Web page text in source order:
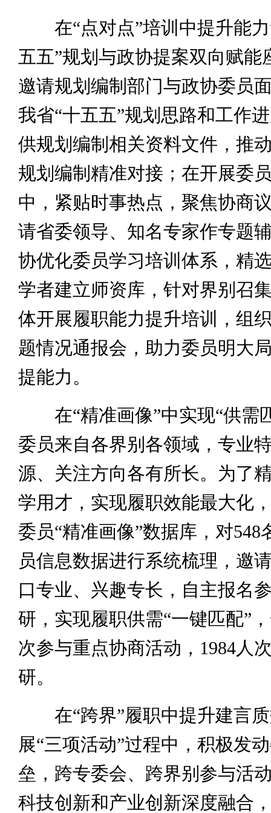
在“点对点”培训中提升能力
五五”规划与政协提案双向赋能
邀请规划编制部门与政协委员
我省“十五五”规划思路和工作
供规划编制相关资料文件，推
规划编制精准对接；在开展委
中，紧贴时事热点，聚焦协商
请省委领导、知名专家作专
协优化委员学习培训体系，精
学者建立师资库，针对界别召
体开展履职能力提升培训，组
题情况通报会，助力委员明大
提能力。
在“精准画像”中实现“供需
委员来自各界别各领域，专业
源、关注方向各有所长。为了
学用才，实现履职效能最大化
委员“精准画像”数据库，对548
员信息数据进行系统梳理，邀
口专业、兴趣专长，自主报名
研，实现履职供需“一键匹配”
次参与重点协商活动，1984人
研。
在“跨界”履职中提升建言质
展“三项活动”过程中，积极发
垒，跨专委会、跨界别参与活
科技创新和产业创新深度融合